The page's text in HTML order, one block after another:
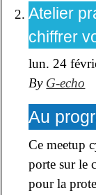
Atelier
chiffrer
lun. 24
By G-echo
Au
Ce meetup
porte sur le
pour la